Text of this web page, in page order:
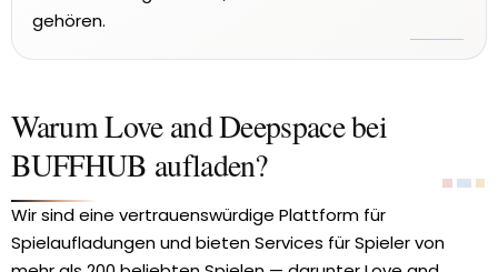
gehören.
Warum Love and Deepspace bei
BUFFHUB aufladen?
Wir sind eine vertrauenswürdige Plattform für
Spielaufladungen und bieten Services für Spieler von